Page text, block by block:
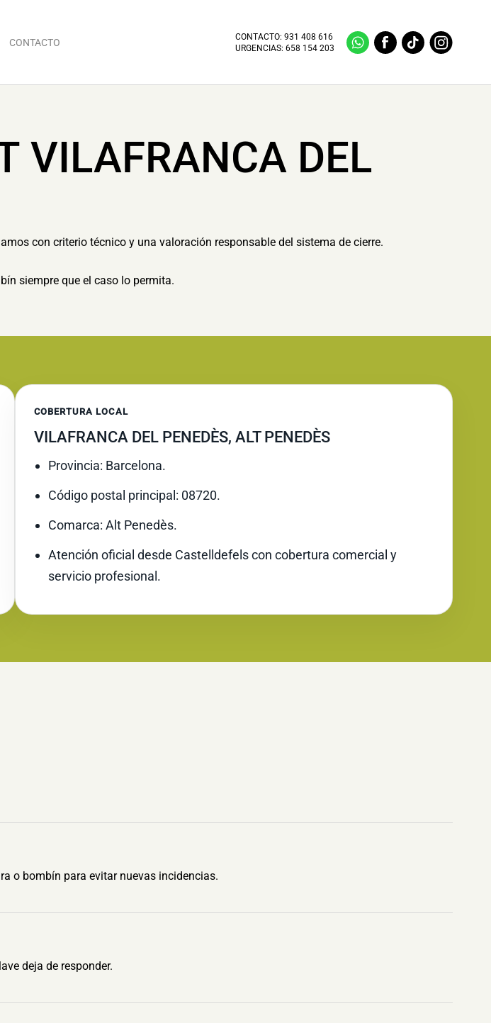
CONTACTO
CONTACTO:931 408 616
URGENCIAS:658 154 203
VILAFRANCA DEL
con criterio técnico y una valoración responsable del sistema de cierre.
siempre que el caso lo permita.
COBERTURA LOCAL
VILAFRANCA DEL PENEDÈS, ALT PENEDÈS
Provincia: Barcelona.
Código postal principal: 08720.
Comarca: Alt Penedès.
Atención oficial desde Castelldefels con cobertura comercial y
servicio profesional.
o bombín para evitar nuevas incidencias.
deja de responder.